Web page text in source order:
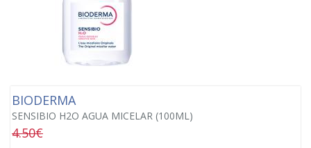
BIODERMA
SENSIBIO H2O AGUA MICELAR (100ML)
4.50€